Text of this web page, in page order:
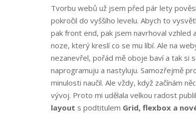
Tvorbu webů už jsem před pár lety
pokročil do vyššího levelu. Abych to
pak front end, pak jsem navrhoval vzhled
noze, který kreslí co se mu líbí. Ale na
nezanevřel, pořád mě oboje baví a tak si
naprogramuju a nastyluju. Samozřejmě
minulosti naučil. Ale vždy, když začínám
vývoj. Proto mi udělala velkou radost
layout s podtitulem Grid, flexbox a